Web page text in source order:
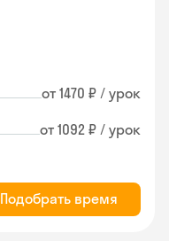
от 1470 ₽ / урок
от 1092 ₽ / урок
Подобрать время